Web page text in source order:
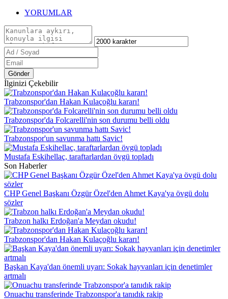
YORUMLAR
Gönder
İlginizi Çekebilir
Trabzonspor'dan Hakan Kulaçoğlu kararı!
Trabzonspor'da Folcarelli'nin son durumu belli oldu
Trabzonspor'un savunma hattı Savic!
Mustafa Eskihellaç, taraftarlardan övgü topladı
Son Haberler
CHP Genel Başkanı Özgür Özel'den Ahmet Kaya'ya övgü dolu
sözler
Trabzon halkı Erdoğan'a Meydan okudu!
Trabzonspor'dan Hakan Kulaçoğlu kararı!
Başkan Kaya'dan önemli uyarı: Sokak hayvanları için denetimler
artmalı
Onuachu transferinde Trabzonspor'a tanıdık rakip